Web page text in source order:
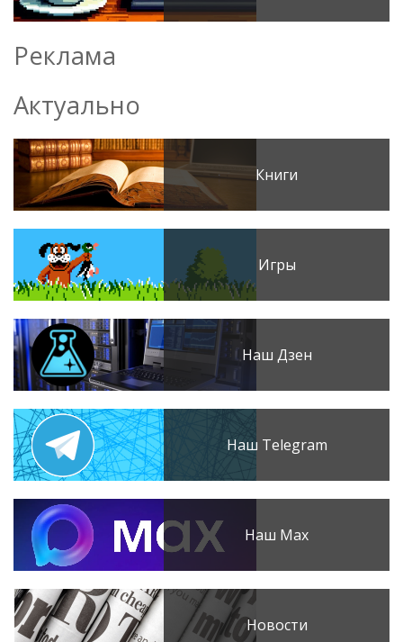
Реклама
Актуально
Книги
Игры
Наш Дзен
Наш Telegram
Наш Max
Новости